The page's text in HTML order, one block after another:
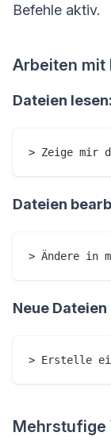
Befehle aktiv.
Arbeiten mit
Dateien lesen:
> Zeige mir
Dateien
> Ändere in
Neue
> Erstelle
Mehrstufige